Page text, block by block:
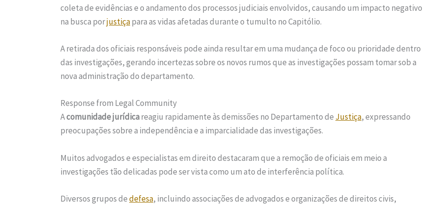
coleta de evidências e o andamento dos processos judiciais envolvidos, causando um impacto negativo
na busca porjustiçapara as vidas afetadas durante o tumulto no Capitólio.
A retirada dos oficiais responsáveis pode ainda resultar em uma mudança de foco ou prioridade dentro
das investigações, gerando incertezas sobre os novos rumos que as investigações possam tomar sob a
nova administração do departamento.
Response from Legal Community
Acomunidade jurídicareagiu rapidamente às demissões no Departamento de Justiça, expressando
preocupações sobre a independência e a imparcialidade das investigações.
Muitos advogados e especialistas em direito destacaram que a remoção de oficiais em meio a
investigações tão delicadas pode ser vista como um ato de interferência política.
Diversos grupos dedefesa, incluindo associações de advogados e organizações de direitos civis,